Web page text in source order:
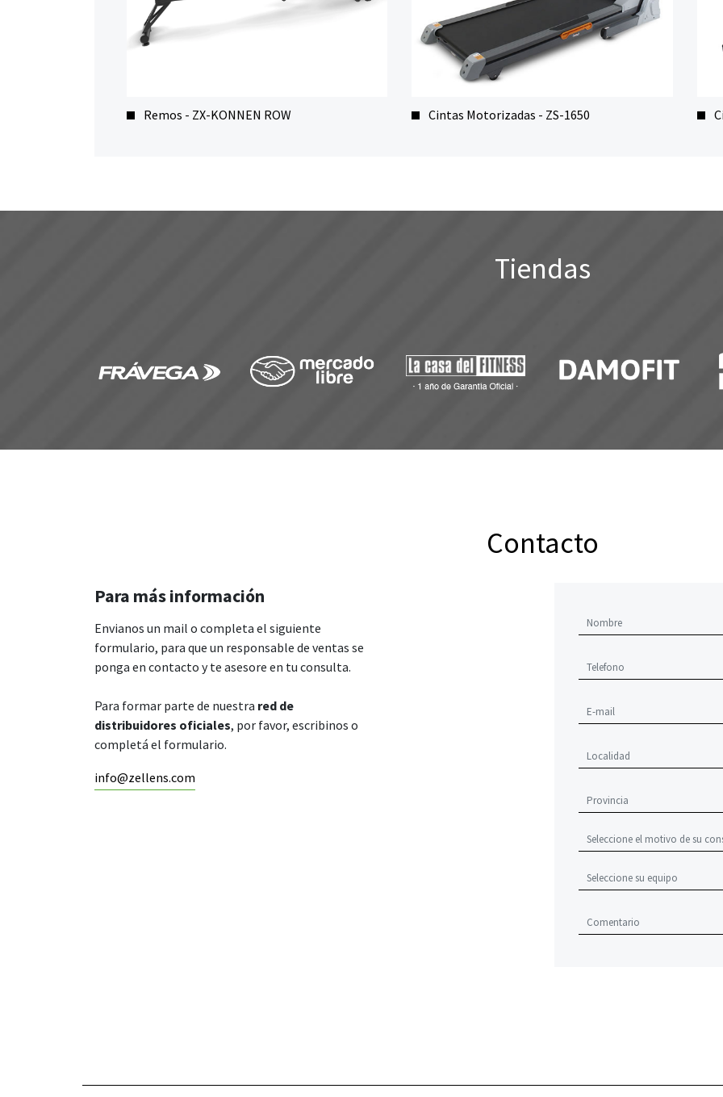
Remos - ZX-KONNEN ROW Cintas Motorizadas - ZS-1650
Tiendas
Contacto
Para más información
Envianos un mail o completa el siguiente
formulario, para que un responsable de ventas se
ponga en contacto y te asesore en tu consulta.
Para formar parte de nuestra red de
distribuidores oficiales, por favor, escribinos o
completá el formulario.
info@zellens.com